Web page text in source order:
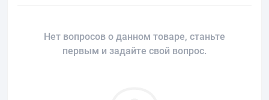
Нет вопросов о данном товаре, станьте
первым и задайте свой вопрос.